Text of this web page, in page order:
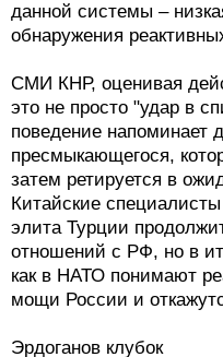
данной системы –
обнаружения
СМИ КНР, оценивая
это не просто "удар в
поведение напоминает
пресмыкающегося,
затем ретируется в
Китайские
элита Турции
отношений с РФ, но в
как в НАТО понимают
мощи России и
Эрдоганов клубок